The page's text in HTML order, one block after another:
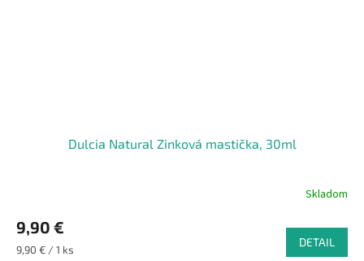
Dulcia Natural Zinková mastička, 30ml
Skladom
9,90 €
Jednotková
9,90 € / 1 ks
DETAIL